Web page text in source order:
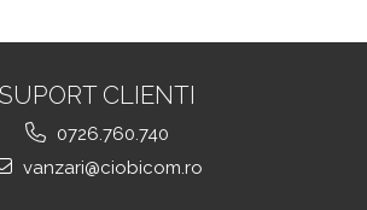
SUPORT CLIENTI
0726.760.740
vanzari@ciobicom.ro